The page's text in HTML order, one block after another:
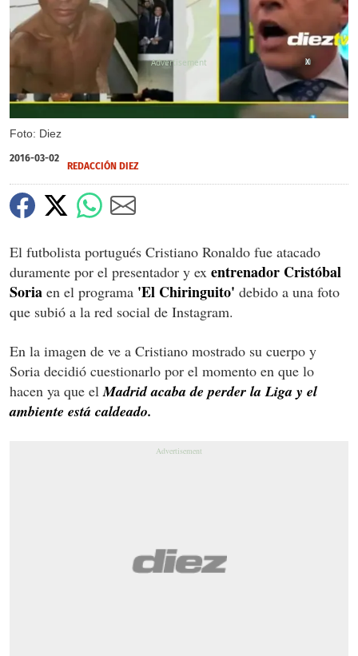
Foto: Diez
X
2016-03-02
REDACCIÓN DIEZ
El futbolista portugués Cristiano Ronaldo fue atacado
duramente por el presentador y ex entrenador Cristóbal
Soria en el programa 'El Chiringuito' debido a una foto
que subió a la red social de Instagram.
En la imagen de ve a Cristiano mostrado su cuerpo y
Soria decidió cuestionarlo por el momento en que lo
hacen ya que el Madrid acaba de perder la Liga y el
ambiente está caldeado.